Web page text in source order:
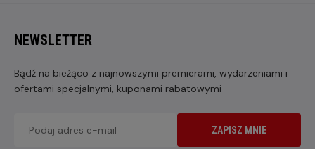
NEWSLETTER
Bądź na bieżąco z najnowszymi premierami, wydarzeniami i
ofertami specjalnymi, kuponami rabatowymi
ZAPISZ MNIE